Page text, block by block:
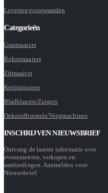
Leveringsvoorwaarden
Categorieën
Grasmaaiers
Robotmaaiers
Zitmaaiers
Kettingzagen
Bladblazers/Zuigers
Onkruidborstels/Veegmachines
INSCHRIJVEN NIEUWSBRIEF
Ontvang de laatste informatie over
evenementen, verkopen en
aanbiedingen. Aanmelden voor
Nieuwsbrief: